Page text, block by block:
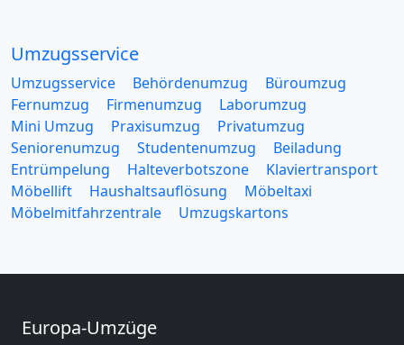
Umzugsservice
Umzugsservice Behördenumzug
Büroumzug
Fernumzug
Firmenumzug
Laborumzug
Mini Umzug
Praxisumzug
Privatumzug
Seniorenumzug
Studentenumzug
Beiladung
Entrümpelung
Halteverbotszone
Klaviertransport
Möbellift
Haushaltsauflösung
Möbeltaxi
Möbelmitfahrzentrale
Umzugskartons
Europa-Umzüge